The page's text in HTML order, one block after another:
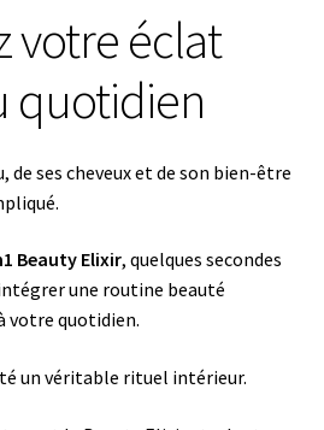
votre éclat
quotidien
de ses cheveux et de son bien-être
Beauty Elixir, quelques secondes
une routine beauté
votre quotidien.
un véritable rituel intérieur.